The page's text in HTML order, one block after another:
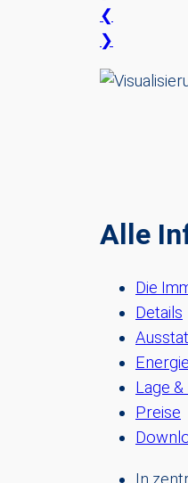
❮
❯
Alle
Die
Details
Lage
Preise
In